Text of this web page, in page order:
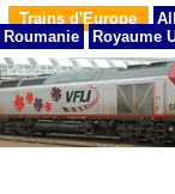
Trains d'Europe
Roumanie
Royaume